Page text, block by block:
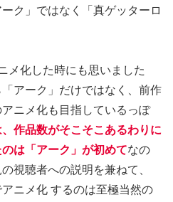
ク」ではなく「真ゲッターロ
メ化した時にも思いました
アーク」だけではなく、前作
ニメ化も目指しているっぽ
作品数がそこそこあるわりに
は「アーク」が初めてなの
視聴者への説明を兼ねて、
アニメ化 するのは至極当然の